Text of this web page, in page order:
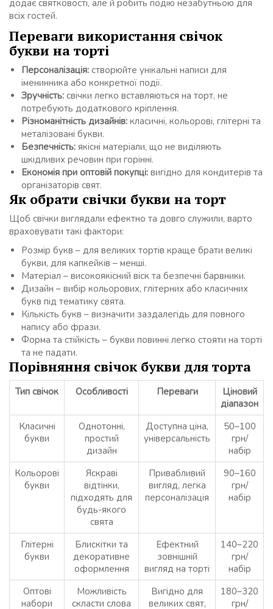
додає святковості, але й робить подію незабутньою для
всіх гостей.
Переваги використання свічок
букви на торті
Персоналізація: створюйте унікальні написи для
іменинника або конкретної події.
Зручність: свічки легко вставляються на торт, не
потребують додаткового кріплення.
Різноманітність дизайнів: класичні, кольорові, глітерні та
металізовані букви.
Безпечність: якісні матеріали, що не виділяють
шкідливих речовин при горінні.
Економія при оптовій покупці: вигідно для кондитерів та
організаторів свят.
Як обрати свічки букви на торт
Щоб свічки виглядали ефектно та довго служили, варто
враховувати такі фактори:
Розмір букв – для великих тортів краще брати великі
букви, для капкейків – менші.
Матеріал – високоякісний віск та безпечні барвники.
Дизайн – вибір кольорових, глітерних або класичних
букв під тематику свята.
Кількість букв – визначити заздалегідь для повного
напису або фрази.
Форма та стійкість – букви повинні легко стояти на торті
та не падати.
Порівняння свічок букви для торта
Тип свічок Особливості Переваги
Ціновий
діапазон
Класичні
букви
Однотонні,
простий
дизайн
Доступна ціна,
універсальність
50–100
грн/
набір
Кольорові
букви
Яскраві
відтінки,
підходять для
будь-якого
свята
Привабливий
вигляд, легка
персоналізація
90–160
грн/
набір
Глітерні
букви
Блискітки та
декоративне
оформлення
Ефектний
зовнішній
вигляд на торті
140–220
грн/
набір
Оптові
набори
Можливість
скласти слова
Вигідно для
великих свят,
180–320
грн/